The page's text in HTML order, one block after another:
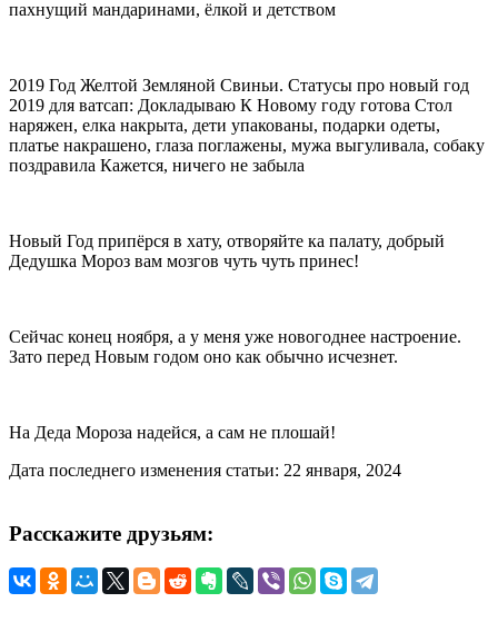
пахнущий мандаринами, ёлкой и детством
2019 Год Желтой Земляной Свиньи. Статусы про новый год
2019 для ватсап: Докладываю К Новому году готова Стол
наряжен, елка накрыта, дети упакованы, подарки одеты,
платье накрашено, глаза поглажены, мужа выгуливала, собаку
поздравила Кажется, ничего не забыла
Новый Год припёрся в хату, отворяйте ка палату, добрый
Дедушка Мороз вам мозгов чуть чуть принес!
Сейчас конец ноября, а у меня уже новогоднее настроение.
Зато перед Новым годом оно как обычно исчезнет.
На Деда Мороза надейся, а сам не плошай!
Дата последнего изменения статьи: 22 января, 2024
Расскажите друзьям: